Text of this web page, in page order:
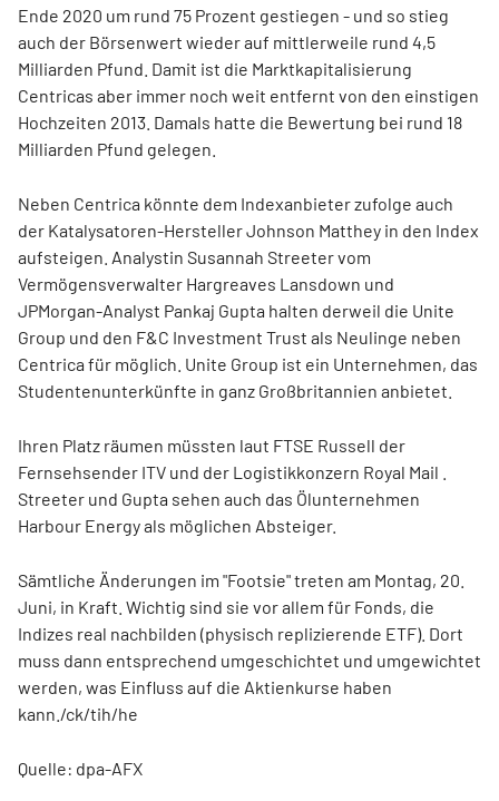
Ende 2020 um rund 75 Prozent gestiegen - und so stieg
auch der Börsenwert wieder auf mittlerweile rund 4,5
Milliarden Pfund. Damit ist die Marktkapitalisierung
Centricas aber immer noch weit entfernt von den einstigen
Hochzeiten 2013. Damals hatte die Bewertung bei rund 18
Milliarden Pfund gelegen.
Neben Centrica könnte dem Indexanbieter zufolge auch
der Katalysatoren-Hersteller Johnson Matthey in den Index
aufsteigen. Analystin Susannah Streeter vom
Vermögensverwalter Hargreaves Lansdown und
JPMorgan-Analyst Pankaj Gupta halten derweil die Unite
Group und den F&C Investment Trust als Neulinge neben
Centrica für möglich. Unite Group ist ein Unternehmen, das
Studentenunterkünfte in ganz Großbritannien anbietet.
Ihren Platz räumen müssten laut FTSE Russell der
Fernsehsender ITV und der Logistikkonzern Royal Mail
Streeter und Gupta sehen auch das Ölunternehmen
Harbour Energyals möglichen Absteiger.
Sämtliche Änderungen im "Footsie" treten am Montag, 20.
Juni, in Kraft. Wichtig sind sie vor allem für Fonds, die
Indizes real nachbilden (physisch replizierende ETF). Dort
muss dann entsprechend umgeschichtet und umgewichtet
werden, was Einfluss auf die Aktienkurse haben
kann./ck/tih/he
Quelle: dpa-AFX